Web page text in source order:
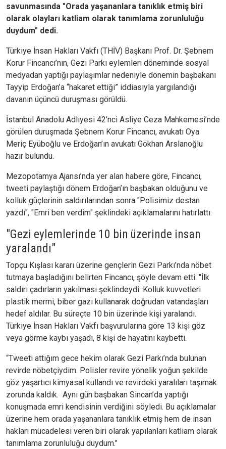
savunmasında "Orada yaşananlara tanıklık etmiş biri
olarak olayları katliam olarak tanımlama zorunluluğu
duydum" dedi.
Türkiye İnsan Hakları Vakfı (THİV) Başkanı Prof. Dr. Şebnem
Korur Fincancı’nın, Gezi Parkı eylemleri döneminde sosyal
medyadan yaptığı paylaşımlar nedeniyle dönemin başbakanı
Tayyip Erdoğan’a “hakaret ettiği” iddiasıyla yargılandığı
davanın üçüncü duruşması görüldü.
İstanbul Anadolu Adliyesi 42'nci Asliye Ceza Mahkemesi’nde
görülen duruşmada Şebnem Korur Fincancı, avukatı Oya
Meriç Eyüboğlu ve Erdoğan’ın avukatı Gökhan Arslanoğlu
hazır bulundu.
Mezopotamya Ajansı’nda yer alan habere göre, Fincancı,
tweeti paylaştığı dönem Erdoğan’ın başbakan olduğunu ve
kolluk güçlerinin saldırılarından sonra "Polisimiz destan
yazdı", "Emri ben verdim" şeklindeki açıklamalarını hatırlattı.
"Gezi eylemlerinde 10 bin üzerinde insan
yaralandı"
Topçu Kışlası kararı üzerine gençlerin Gezi Parkı’nda nöbet
tutmaya başladığını belirten Fincancı, şöyle devam etti: "İlk
saldırı çadırların yakılması şeklindeydi. Kolluk kuvvetleri
plastik mermi, biber gazı kullanarak doğrudan vatandaşları
hedef aldılar. Bu süreçte 10 bin üzerinde kişi yaralandı.
Türkiye İnsan Hakları Vakfı başvurularına göre 13 kişi göz
veya görme kaybı yaşadı, 8 kişi de hayatını kaybetti.
“Tweeti attığım gece hekim olarak Gezi Parkı’nda bulunan
revirde nöbetçiydim. Polisler revire yönelik yoğun şekilde
göz yaşartıcı kimyasal kullandı ve revirdeki yaralıları taşımak
zorunda kaldık. Aynı gün başbakan Sincan’da yaptığı
konuşmada emri kendisinin verdiğini söyledi. Bu açıklamalar
üzerine hem orada yaşananlara tanıklık etmiş hem de insan
hakları mücadelesi veren biri olarak yapılanları katliam olarak
tanımlama zorunluluğu duydum."